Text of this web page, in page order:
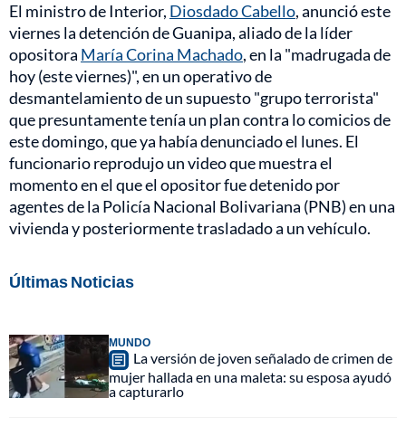
El ministro de Interior, Diosdado Cabello, anunció este
viernes la detención de Guanipa, aliado de la líder
opositora María Corina Machado, en la "madrugada de
hoy (este viernes)", en un operativo de
desmantelamiento de un supuesto "grupo terrorista"
que presuntamente tenía un plan contra lo comicios de
este domingo, que ya había denunciado el lunes. El
funcionario reprodujo un video que muestra el
momento en el que el opositor fue detenido por
agentes de la Policía Nacional Bolivariana (PNB) en una
vivienda y posteriormente trasladado a un vehículo.
Últimas Noticias
MUNDO
La versión de joven señalado de crimen de
mujer hallada en una maleta: su esposa ayudó
a capturarlo